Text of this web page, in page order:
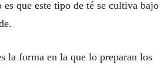
que este tipo de té se cultiva bajo
la forma en la que lo preparan los